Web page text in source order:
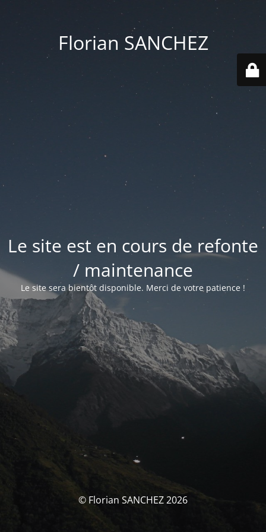
Florian SANCHEZ
Le site est en cours de refonte
/ maintenance
Le site sera bientôt disponible. Merci de votre patience !
© Florian SANCHEZ 2026